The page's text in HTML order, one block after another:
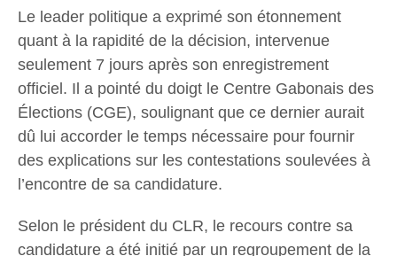
Le leader politique a exprimé son étonnement
quant à la rapidité de la décision, intervenue
seulement 7 jours après son enregistrement
officiel. Il a pointé du doigt le Centre Gabonais des
Élections (CGE), soulignant que ce dernier aurait
dû lui accorder le temps nécessaire pour fournir
des explications sur les contestations soulevées à
l’encontre de sa candidature.
Selon le président du CLR, le recours contre sa
candidature a été initié par un regroupement de la